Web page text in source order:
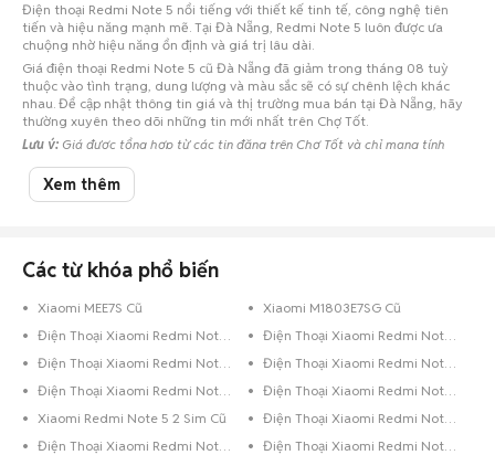
Điện thoại Redmi Note 5 nổi tiếng với thiết kế tinh tế, công nghệ tiên
tiến và hiệu năng mạnh mẽ. Tại Đà Nẵng, Redmi Note 5 luôn được ưa
chuộng nhờ hiệu năng ổn định và giá trị lâu dài.
Giá điện thoại Redmi Note 5 cũ Đà Nẵng đã giảm trong tháng 08 tuỳ
thuộc vào tình trạng, dung lượng và màu sắc sẽ có sự chênh lệch khác
nhau. Để cập nhật thông tin giá và thị trường mua bán tại Đà Nẵng, hãy
thường xuyên theo dõi những tin mới nhất trên Chợ Tốt.
Lưu ý: Giá được tổng hợp từ các tin đăng trên Chợ Tốt và chỉ mang tính
Chợ Tốt - Địa chỉ mua bán Redmi Note 5 cũ giá tốt nhất tại Đà Nẵng!
Xem thêm
Các từ khóa phổ biến
Xiaomi MEE7S Cũ
Xiaomi M1803E7SG Cũ
Điện Thoại Xiaomi Redmi Note 5 Xanh Dương
Điện Thoại Xiaomi Redmi Note 5 Dưới 8GB Xanh Lá
Điện Thoại Xiaomi Redmi Note 5 Dưới 8GB Hồng
Điện Thoại Xiaomi Redmi Note 5 Dưới 8GB Đỏ
Điện Thoại Xiaomi Redmi Note 5 Dưới 8GB Đen
Điện Thoại Xiaomi Redmi Note 5 Đen
Xiaomi Redmi Note 5 2 Sim Cũ
Điện Thoại Xiaomi Redmi Note 5 128GB Xanh Dương
Điện Thoại Xiaomi Redmi Note 5 128GB Vàng
Điện Thoại Xiaomi Redmi Note 5 128GB Đen Bóng